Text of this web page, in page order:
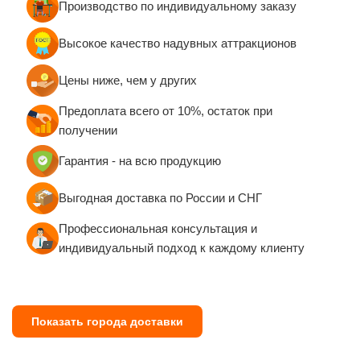
(ТР ТС)
Руководства по эксплуатации и техническому
Санитарно-эпидемиологические заключения
(СЭЗ)
Вся продукция изготавливается по ГОСТу с
обеспечением 100% постановки на учёт в
Гостехнадзоре.
Производство по индивидуальному заказу
Высокое качество надувных аттракционов
Цены ниже, чем у других
Предоплата всего от 10%, остаток при
получении
Гарантия - на всю продукцию
Выгодная доставка по России и СНГ
Профессиональная консультация и
индивидуальный подход к каждому клиенту
Показать города доставки